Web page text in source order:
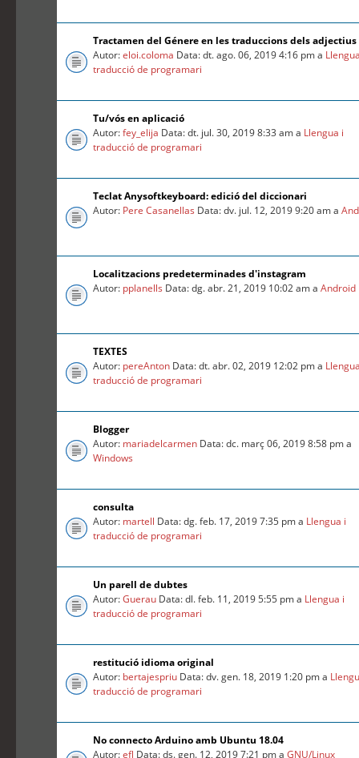
Tractamen del Génere en les traduccions dels adjectius
Autor:eloi.coloma Data: dt. ago. 06, 2019 4:16 pm a
traducció de programari
Tu/vós en aplicació
Autor:fey_elija Data: dt. jul. 30, 2019 8:33 am a Llengua i
traducció de programari
Teclat Anysoftkeyboard: edició del diccionari
Autor: Pere Casanellas Data: dv. jul. 12, 2019 9:20 am a
Localitzacions predeterminades d'instagram
Autor: pplanells Data: dg. abr. 21, 2019 10:02 am aAndroid
TEXTES
Autor: pereAnton Data: dt. abr. 02, 2019 12:02 pm a
traducció de programari
Blogger
Autor: mariadelcarmen Data: dc. març 06, 2019 8:58 pm a
Windows
consulta
Autor: martell Data: dg. feb. 17, 2019 7:35 pm a Llengua i
traducció de programari
Un parell de dubtes
Autor:Guerau Data: dl. feb. 11, 2019 5:55 pm a Llengua i
traducció de programari
restitució idioma original
Autor: bertajespriu Data: dv. gen. 18, 2019 1:20 pm a
traducció de programari
No connecto Arduino amb Ubuntu 18.04
Autor:efl Data: ds. gen. 12, 2019 7:21 pm aGNU/Linux